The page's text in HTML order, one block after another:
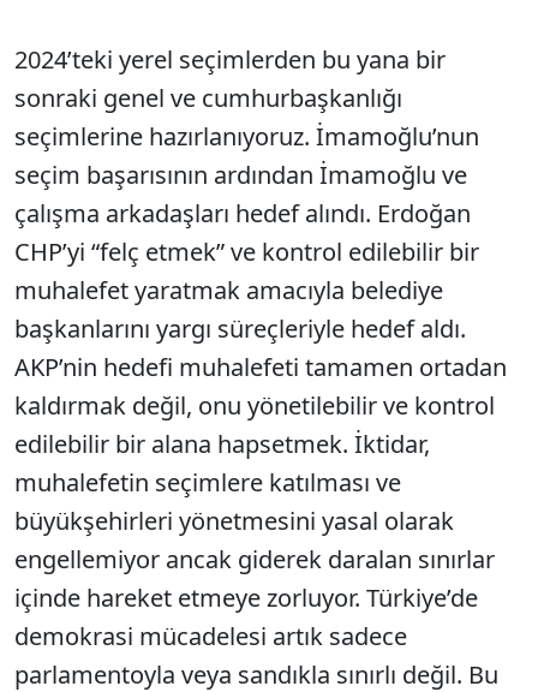
2024’teki yerel seçimlerden bu yana bir
sonraki genel ve cumhurbaşkanlığı
seçimlerine hazırlanıyoruz. İmamoğlu’nun
seçim başarısının ardından İmamoğlu ve
çalışma arkadaşları hedef alındı. Erdoğan
CHP’yi “felç etmek” ve kontrol edilebilir bir
muhalefet yaratmak amacıyla belediye
başkanlarını yargı süreçleriyle hedef aldı.
AKP’nin hedefi muhalefeti tamamen ortadan
kaldırmak değil, onu yönetilebilir ve kontrol
edilebilir bir alana hapsetmek. İktidar,
muhalefetin seçimlere katılması ve
büyükşehirleri yönetmesini yasal olarak
engellemiyor ancak giderek daralan sınırlar
içinde hareket etmeye zorluyor. Türkiye’de
demokrasi mücadelesi artık sadece
parlamentoyla veya sandıkla sınırlı değil. Bu